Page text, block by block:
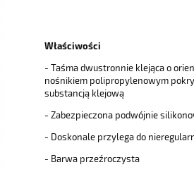
Właściwości
- Taśma dwustronnie klejąca o
nośnikiem polipropylenowym
substancją klejową
- Zabezpieczona podwójnie
- Doskonale przylega do
- Barwa przeźroczysta